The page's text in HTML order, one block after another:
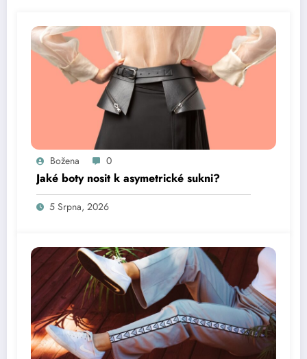
Božena 0
Jaké boty nosit k asymetrické sukni?
5 Srpna, 2026